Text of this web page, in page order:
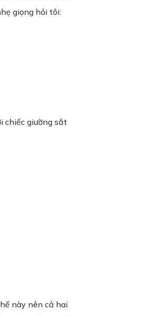
giọng hỏi tôi:
chiếc giường sắt
này nên cả hai